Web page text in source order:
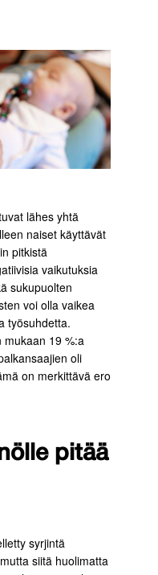
lähes yhtä
naiset käyttävät
pitkistä
vaikutuksia
sukupuolten
voi olla vaikea
työsuhdetta.
mukaan 19 %:a
oli
on merkittävä ero
pitää
syrjintä
siitä huolimatta